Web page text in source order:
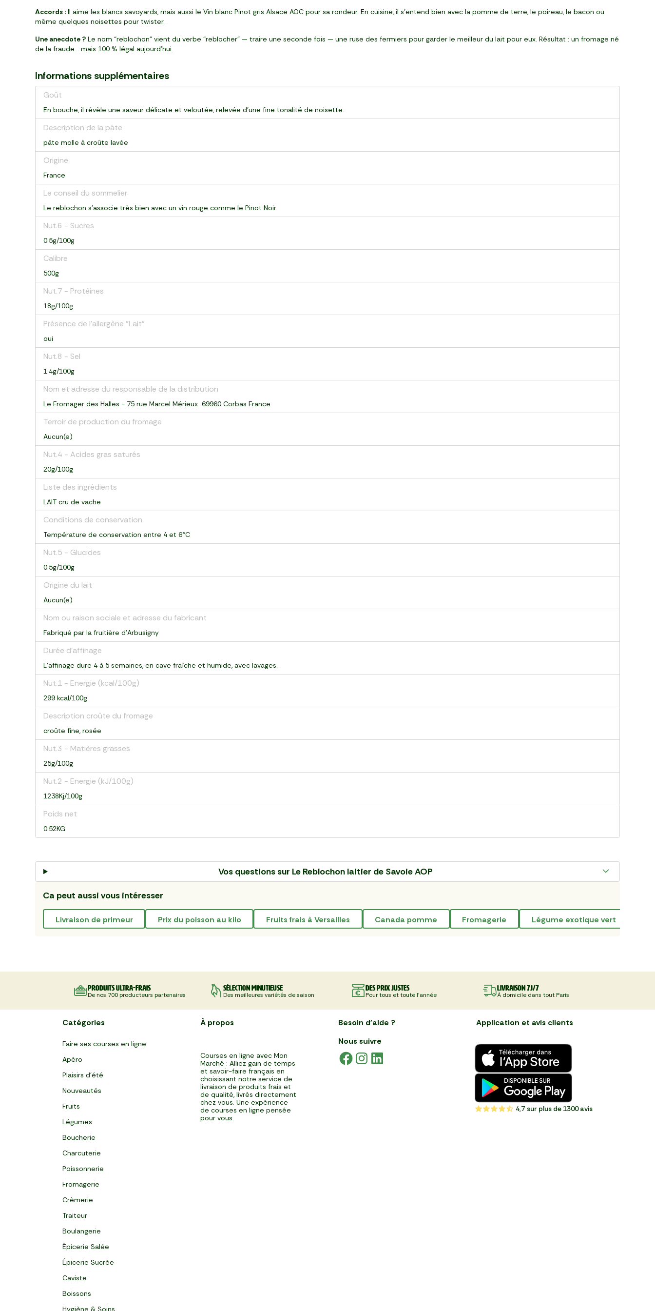
Accords : Il aime les blancs savoyards, mais aussi le Vin blanc Pinot gris Alsace AOC pour sa rondeur. En cuisine, il s’entend bien avec la pomme de terre, le poireau, le bacon ou
même quelques noisettes pour twister.
Une anecdote ? Le nom “reblochon” vient du verbe “reblocher” — traire une seconde fois — une ruse des fermiers pour garder le meilleur du lait pour eux. Résultat : un fromage né
de la fraude… mais 100 % légal aujourd’hui.
Informations supplémentaires
Goût
En bouche, il révèle une saveur délicate et veloutée, relevée d’une fine tonalité de noisette.
Description de la pâte
pâte molle à croûte lavée
Origine
France
Le conseil du sommelier
Le reblochon s’associe très bien avec un vin rouge comme le Pinot Noir.
Nut.6 - Sucres
0.5g/100g
Calibre
500g
Nut.7 - Protéines
18g/100g
Présence de l'allergène "Lait"
oui
Nut.8 - Sel
1.4g/100g
Nom et adresse du responsable de la distribution
Le Fromager des Halles - 75 rue Marcel Mérieux 69960 Corbas France
Terroir de production du fromage
Aucun(e)
Nut.4 - Acides gras saturés
20g/100g
Liste des ingrédients
LAIT cru de vache
Conditions de conservation
Température de conservation entre 4 et 6°C
Nut.5 - Glucides
0.5g/100g
Origine du lait
Aucun(e)
Nom ou raison sociale et adresse du fabricant
Fabriqué par la fruitière d'Arbusigny
Durée d'affinage
L'affinage dure 4 à 5 semaines, en cave fraîche et humide, avec lavages.
Nut.1 - Energie (kcal/100g)
299 kcal/100g
Description croûte du fromage
croûte fine, rosée
Nut.3 - Matières grasses
25g/100g
Nut.2 - Energie (kJ/100g)
1238Kj/100g
Poids net
0.52KG
Vos questions sur Le Reblochon laitier de Savoie AOP
Ca peut aussi vous intéresser
livraison de primeur prix du poisson au kilo Fruits frais à Versailles canada pomme fromagerie légume exotique vert
Produits ultra-frais
De nos 700 producteurs partenaires
Sélection minutieuse
Des meilleures variétés de saison
Des prix justes
Pour tous et toute l'année
Livraison 7J/7
À domicile dans tout Paris
Catégories
Faire ses courses en ligne
Apéro
Plaisirs d'été
Nouveautés
Fruits
Légumes
Boucherie
Charcuterie
Poissonnerie
Fromagerie
Crèmerie
Traiteur
Boulangerie
Épicerie Salée
Épicerie Sucrée
Caviste
Boissons
Hygiène & Soins
À propos
Courses en ligne avec Mon
Marché : Alliez gain de temps
et savoir-faire français en
choisissant notre service de
livraison de produits frais et
de qualité, livrés directement
chez vous. Une expérience
de courses en ligne pensée
pour vous.
Besoin d'aide ?
Nous suivre
Application et avis clients
4,7 sur plus de 1300 avis